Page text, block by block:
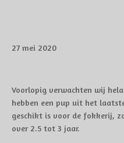
27 mei 2020
Voorlopig verwachten wij
hebben een pup uit het
geschikt is voor de fokkerij,
over 2.5 tot 3 jaar.